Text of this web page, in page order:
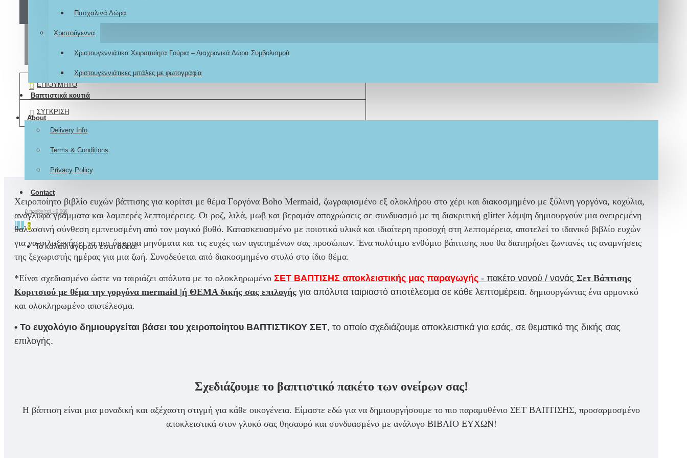
Πασχαλινά Δώρα
Χριστούγεννα
Χριστουγεννιάτικα Χειροποίητα Γούρια – Διαχρονικά Δώρα Συμβολισμού
Χριστουγεννιάτικες μπάλες με φωτογραφία
Βαπτιστικά κουτιά
About
Delivery Info
Terms & Conditions
Privacy Policy
Contact
0 προϊόν(τα) - 0,00€
0
Το καλάθι αγορών είναι άδειο!
ΑΓΟΡΆ
ΕΠΙΘΥΜΗΤΌ
ΣΎΓΚΡΙΣΗ
Χειροποίητο βιβλίο ευχών βάπτισης για κορίτσι με θέμα Γοργόνα Boho Mermaid, ζωγραφισμένο εξ ολοκλήρου στο χέρι και διακοσμημένο με ξύλινη γοργόνα, κοχύλια,
ανάγλυφα γράμματα και λαμπερές λεπτομέρειες. Οι ροζ, λιλά, μωβ και βεραμάν αποχρώσεις σε συνδυασμό με τη διακριτική glitter λάμψη δημιουργούν μια ονειρεμένη
θαλασσινή σύνθεση εμπνευσμένη από τον μαγικό βυθό. Κατασκευασμένο με ποιοτικά υλικά και ιδιαίτερη προσοχή στη λεπτομέρεια, αποτελεί το ιδανικό βιβλίο ευχών
για να φιλοξενήσει τα πιο όμορφα μηνύματα και τις ευχές των αγαπημένων σας προσώπων. Ένα πολύτιμο ενθύμιο βάπτισης που θα διατηρήσει ζωντανές τις αναμνήσεις
της ξεχωριστής ημέρας για μια ζωή. Συνοδεύεται από διακοσμημένο στυλό στο ίδιο θέμα.
*Είναι σχεδιασμένο ώστε να ταιριάζει απόλυτα με το ολοκληρωμένο ΣΕΤ ΒΑΠΤΙΣΗΣ αποκλειστικής μας παραγωγής - πακέτο νονού / νονάς Σετ Βάπτισης
Κοριτσιού με θέμα την γοργόνα mermaid |ή ΘΕΜΑ δικής σας επιλογής για απόλυτα ταιριαστό αποτέλεσμα σε κάθε λεπτομέρεια. δημιουργώντας ένα αρμονικό
και ολοκληρωμένο αποτέλεσμα.
• Το ευχολόγιο δημιουργείται βάσει του χειροποίητου ΒΑΠΤΙΣΤΙΚΟΥ ΣΕΤ, το οποίο σχεδιάζουμε αποκλειστικά για εσάς, σε θεματικό της δικής σας
επιλογής.
Σχεδιάζουμε το βαπτιστικό πακέτο των ονείρων σας!
Η βάπτιση είναι μια μοναδική και αξέχαστη στιγμή για κάθε οικογένεια. Είμαστε εδώ για να δημιουργήσουμε το πιο παραμυθένιο ΣΕΤ ΒΑΠΤΙΣΗΣ, προσαρμοσμένο
αποκλειστικά στον γλυκό σας θησαυρό και συνδυασμένο με ανάλογο ΒΙΒΛΙΟ ΕΥΧΩΝ!